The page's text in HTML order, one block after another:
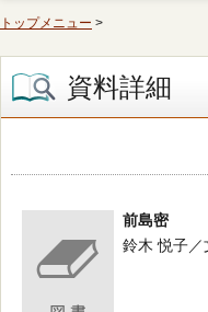
トップメニュー >
資料詳細
前島密
鈴木 悦子